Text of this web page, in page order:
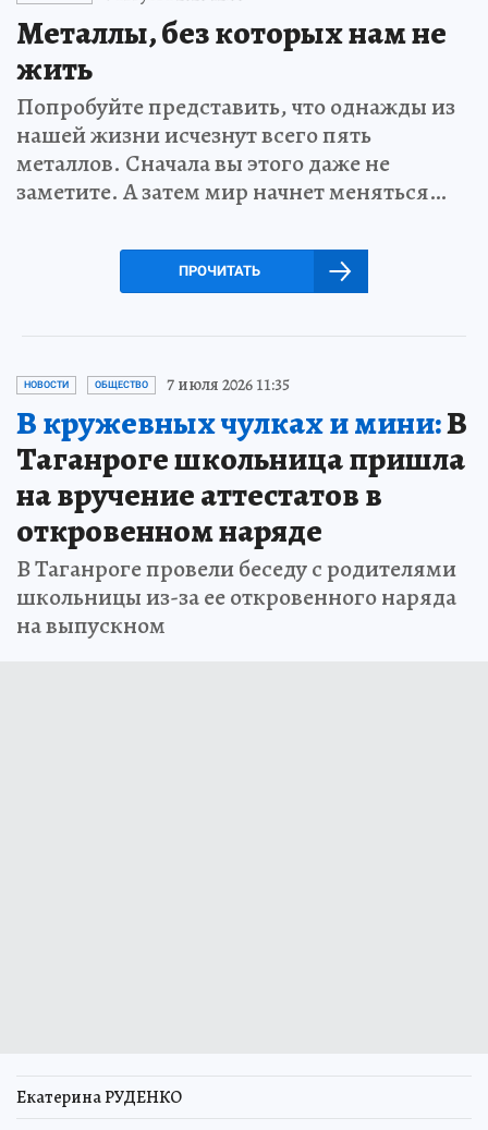
Металлы, без которых нам не
жить
Попробуйте представить, что однажды из
нашей жизни исчезнут всего пять
металлов. Сначала вы этого даже не
заметите. А затем мир начнет меняться…
ПРОЧИТАТЬ
НОВОСТИ ОБЩЕСТВО 7 июля 2026 11:35
В кружевных чулках и мини:В
Таганроге школьница пришла
на вручение аттестатов в
откровенном наряде
В Таганроге провели беседу с родителями
школьницы из-за ее откровенного наряда
на выпускном
Екатерина РУДЕНКО